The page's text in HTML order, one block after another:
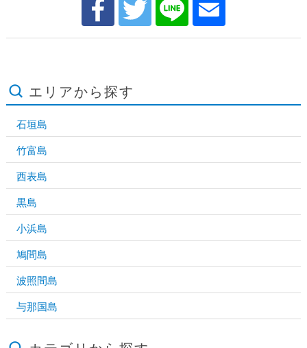
エリアから探す
石垣島
竹富島
西表島
黒島
小浜島
鳩間島
波照間島
与那国島